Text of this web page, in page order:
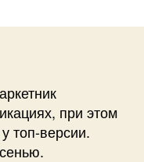
при этом
топ-версии.